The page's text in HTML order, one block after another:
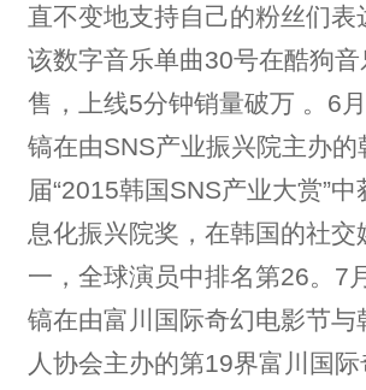
直不变地支持自己的粉丝们表
该数字音乐单曲30号在酷狗
售，上线5分钟销量破万 。6
镐在由SNS产业振兴院主办的
届“2015韩国SNS产业大赏”
息化振兴院奖，在韩国的社交
一，全球演员中排名第26。7
镐在由富川国际奇幻电影节与
人协会主办的第19界富川国